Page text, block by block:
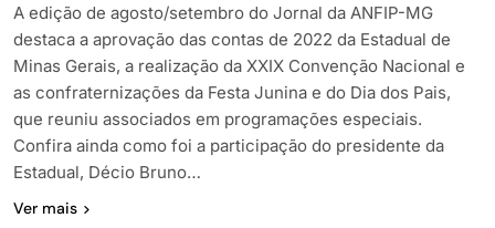
A edição de agosto/setembro do Jornal da ANFIP-MG
destaca a aprovação das contas de 2022 da Estadual de
Minas Gerais, a realização da XXIX Convenção Nacional e
as confraternizações da Festa Junina e do Dia dos Pais,
que reuniu associados em programações especiais.
Confira ainda como foi a participação do presidente da
Estadual, Décio Bruno…
Ver mais